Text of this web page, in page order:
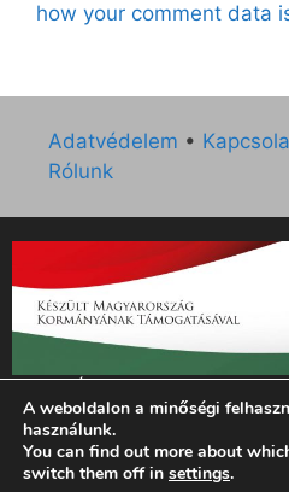
how your comment data
Adatvédelem •
Rólunk
„Az Új Ember katolikus
támogatását az EGYH-
szerződés keretében 3 000
Emberi Erőforrások
A weboldalon a minőségi
használunk.
You can find out more about
switch them off in settings.